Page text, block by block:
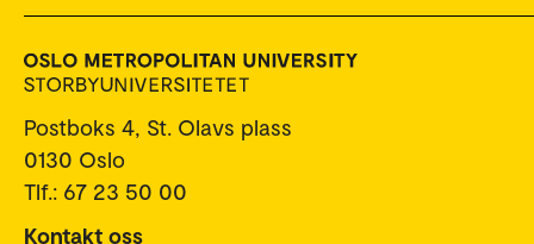
Postboks 4, St. Olavs plass
0130 Oslo
Tlf.: 67 23 50 00
Kontakt oss